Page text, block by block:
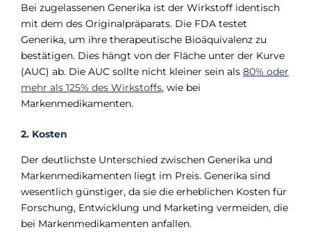
Bei zugelassenen Generika ist der Wirkstoff identisch
mit dem des Originalpräparats. Die FDA testet
Generika, um ihre therapeutische Bioäquivalenz zu
bestätigen. Dies hängt von der Fläche unter der Kurve
(AUC) ab. Die AUC sollte nicht kleiner sein als 80% oder
mehr als 125% des Wirkstoffs, wie bei
Markenmedikamenten.
2. Kosten
Der deutlichste Unterschied zwischen Generika und
Markenmedikamenten liegt im Preis. Generika sind
wesentlich günstiger, da sie die erheblichen Kosten für
Forschung, Entwicklung und Marketing vermeiden, die
bei Markenmedikamenten anfallen.